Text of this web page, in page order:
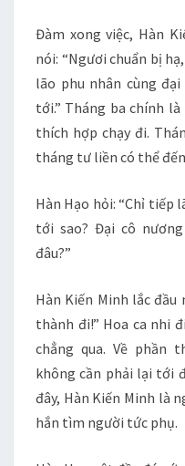
Đàm xong việc, Hàn
nói: “Ngươi chuẩn bị
lão phu nhân cùng
tới.” Tháng ba chính
thích hợp chạy đi.
tháng tư liền có thể
Hàn Hạo hỏi: “Chỉ tiếp
tới sao? Đại cô
đâu?”
Hàn Kiến Minh lắc
thành đi!” Hoa ca nhi
chẳng qua. Về phần
không cần phải lại tới
đây, Hàn Kiến Minh là
hắn tìm người tức phụ.